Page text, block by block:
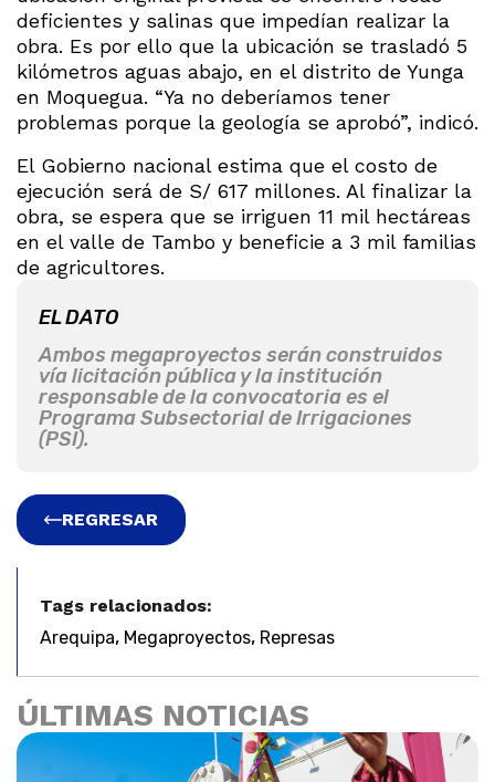
deficientes y salinas que impedían realizar la
obra. Es por ello que la ubicación se trasladó 5
kilómetros aguas abajo, en el distrito de Yunga
en Moquegua. “Ya no deberíamos tener
problemas porque la geología se aprobó”, indicó.
El Gobierno nacional estima que el costo de
ejecución será de S/ 617 millones. Al finalizar la
obra, se espera que se irriguen 11 mil hectáreas
en el valle de Tambo y beneficie a 3 mil familias
de agricultores.
EL DATO
Ambos megaproyectos serán construidos
vía licitación pública y la institución
responsable de la convocatoria es el
Programa Subsectorial de Irrigaciones
(PSI).
REGRESAR
Tags relacionados:
Arequipa, Megaproyectos, Represas
ÚLTIMAS NOTICIAS